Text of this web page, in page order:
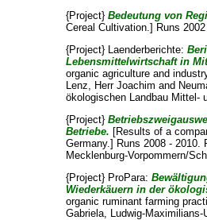
{Project}Bedeutung von
Cereal Cultivation.] Runs
{Project} Laenderberichte:
Lebensmittelwirtschaft in
organic agriculture and
Lenz, Herr Joachim and
ökologischen Landbau Mittel-
{Project}
Betriebe. [Results of a
Germany.] Runs 2008 - 2010.
Mecklenburg-Vorpommern/
{Project} ProPara:
Wiederkäuern in der
organic ruminant farming
Gabriela, Ludwig-